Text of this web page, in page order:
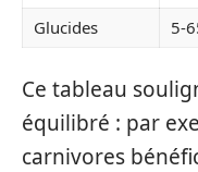
Glucides
5-
Ce tableau
équilibré : par
carnivores